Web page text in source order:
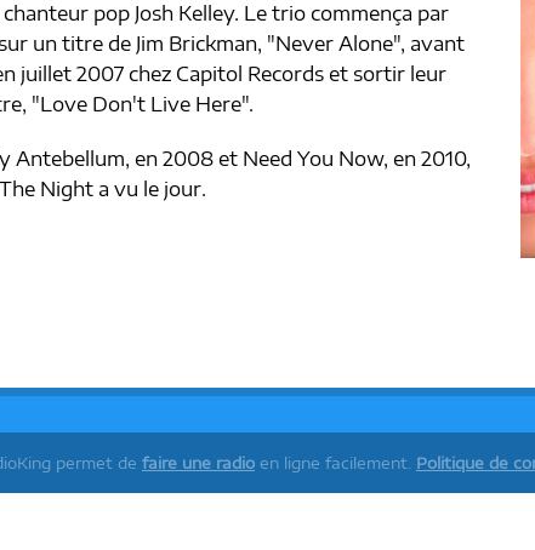
chanteur pop Josh Kelley. Le trio commença par
un titre de Jim Brickman, "Never Alone", avant
juillet 2007 chez Capitol Records et sortir leur
"Love Don't Live Here".
en 2008 et Need You Now, en 2010,
Night a vu le jour.
permet de faire une radio en ligne facilement. Politique de